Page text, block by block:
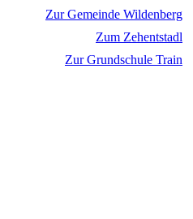
Zur Gemeinde Wildenberg
Zum Zehentstadl
Zur Grundschule Train